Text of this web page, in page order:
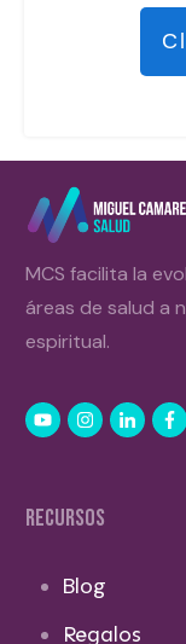
MCS facilita la
áreas de salud a
espiritual.
RECURSOS
Blog
Regalos